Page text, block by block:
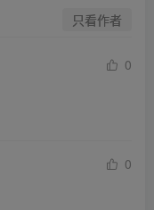
只看作者
0
0